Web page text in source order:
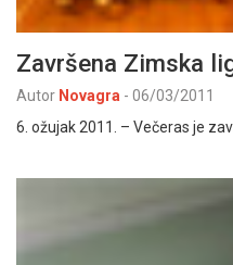
Završena Zimska
Autor Novagra - 06/03/2011
6. ožujak 2011. – Večeras je